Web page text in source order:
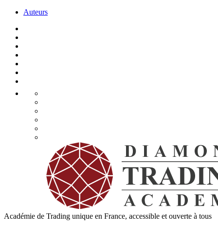
Auteurs
Académie de Trading unique en France, accessible et ouverte à tous